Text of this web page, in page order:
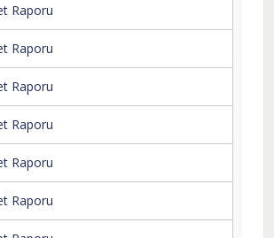
Raporu
Raporu
Raporu
Raporu
Raporu
Raporu